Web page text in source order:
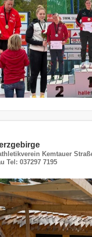
Kemtauer
Tel: 037297 7195